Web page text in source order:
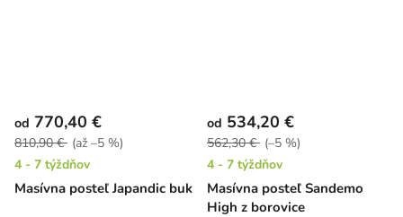
Masívna posteľ Japandic buk
od 770,40 €
810,90 € (až –5 %)
4 - 7 týždňov
Masívna posteľ Sandemo
High z borovice
od 534,20 €
562,30 € (–5 %)
4 - 7 týždňov